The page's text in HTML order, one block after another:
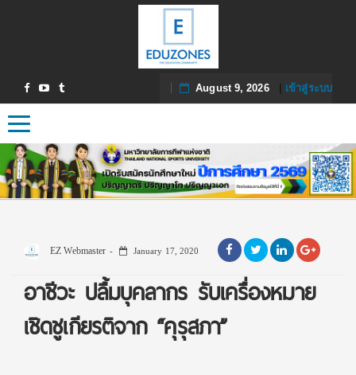
August 9, 2026| เข้าสู่ระบบ
Toggle navigation
EZ Webmaster January 17, 2020
อาชีวะ ปลื้มบุคลากร รับเครื่องหมาย
เชิดชูเกียรติจาก “คุรุสภา”